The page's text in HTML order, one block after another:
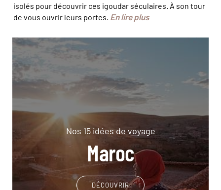
isolés pour découvrir ces igoudar séculaires. À son tour
de vous ouvrir leurs portes. En lire plus
Nos 15 idées de voyage
Maroc
DÉCOUVRIR